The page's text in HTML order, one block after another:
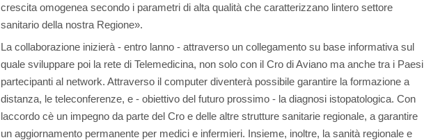
crescita omogenea secondo i parametri di alta qualità che caratterizzano lintero settore
sanitario della nostra Regione».
La collaborazione inizierà - entro lanno - attraverso un collegamento su base informativa sul
quale sviluppare poi la rete di Telemedicina, non solo con il Cro di Aviano ma anche tra i Paesi
partecipanti al network. Attraverso il computer diventerà possibile garantire la formazione a
distanza, le teleconferenze, e - obiettivo del futuro prossimo - la diagnosi istopatologica. Con
laccordo cè un impegno da parte del Cro e delle altre strutture sanitarie regionale, a garantire
un aggiornamento permanente per medici e infermieri. Insieme, inoltre, la sanità regionale e